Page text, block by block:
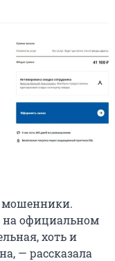
мошенники.
на официальном
хоть и
— рассказала